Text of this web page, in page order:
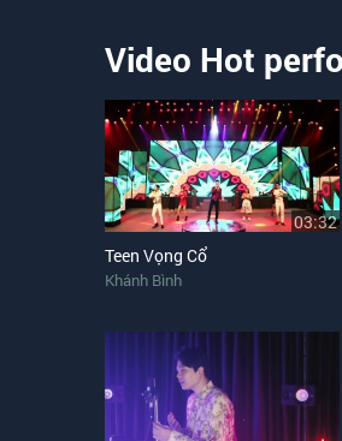
Video Hot
03:32
Teen Vọng Cổ
Khánh Bình